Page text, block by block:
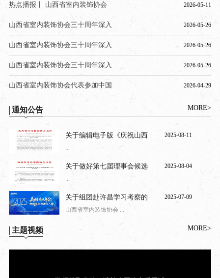
热点播报丨 山西省室内装饰协会 2026-05-11
山西省室内装饰协会三十周年深入 2026-05-26
山西省室内装饰协会三十周年深入 2026-05-26
山西省室内装饰协会三十周年深入 2026-05-26
山西省室内装饰协会代表参加中国 2026-04-29
通知公告 MORE>
关于编辑电子版《庆祝山西
2025-08-11
...
关于做好第七届理事会候选
2025-08-04
...
关于组团赴许昌学习考察的
2025-07-09
山西省室内装饰协会 ...
主题视频 MORE>